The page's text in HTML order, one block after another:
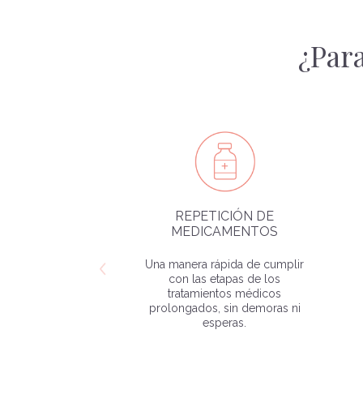
REPETICIÓN DE
MEDICAMENTOS
Una manera rápida de cumplir
con las etapas de los
tratamientos médicos
prolongados, sin demoras ni
esperas.